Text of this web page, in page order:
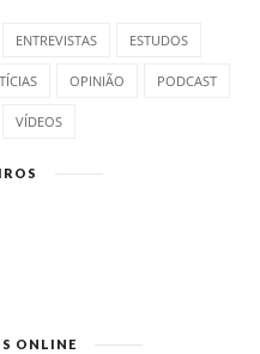
ENTREVISTAS ESTUDOS
OPINIÃO PODCAST
VÍDEOS
ONLINE